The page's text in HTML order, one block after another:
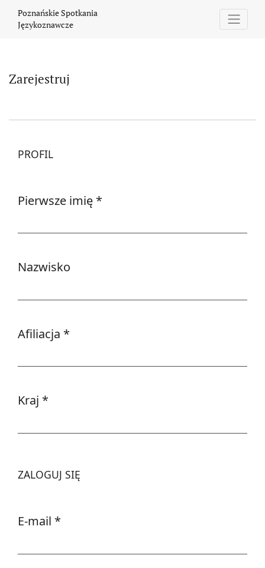
Poznańskie Spotkania
Językoznawcze
Zarejestruj
PROFIL
Pierwsze imię *
Nazwisko
Afiliacja *
Kraj *
ZALOGUJ SIĘ
E-mail *